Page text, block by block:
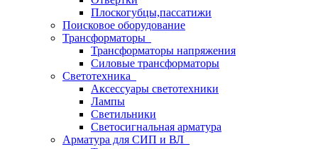
Плоскогубцы,пассатижи
Поисковое оборудование
Трансформаторы
Трансформаторы напряжения
Силовые трансформаторы
Светотехника
Аксессуары светотехники
Лампы
Светильники
Светосигнальная арматура
Арматура для СИП и ВЛ